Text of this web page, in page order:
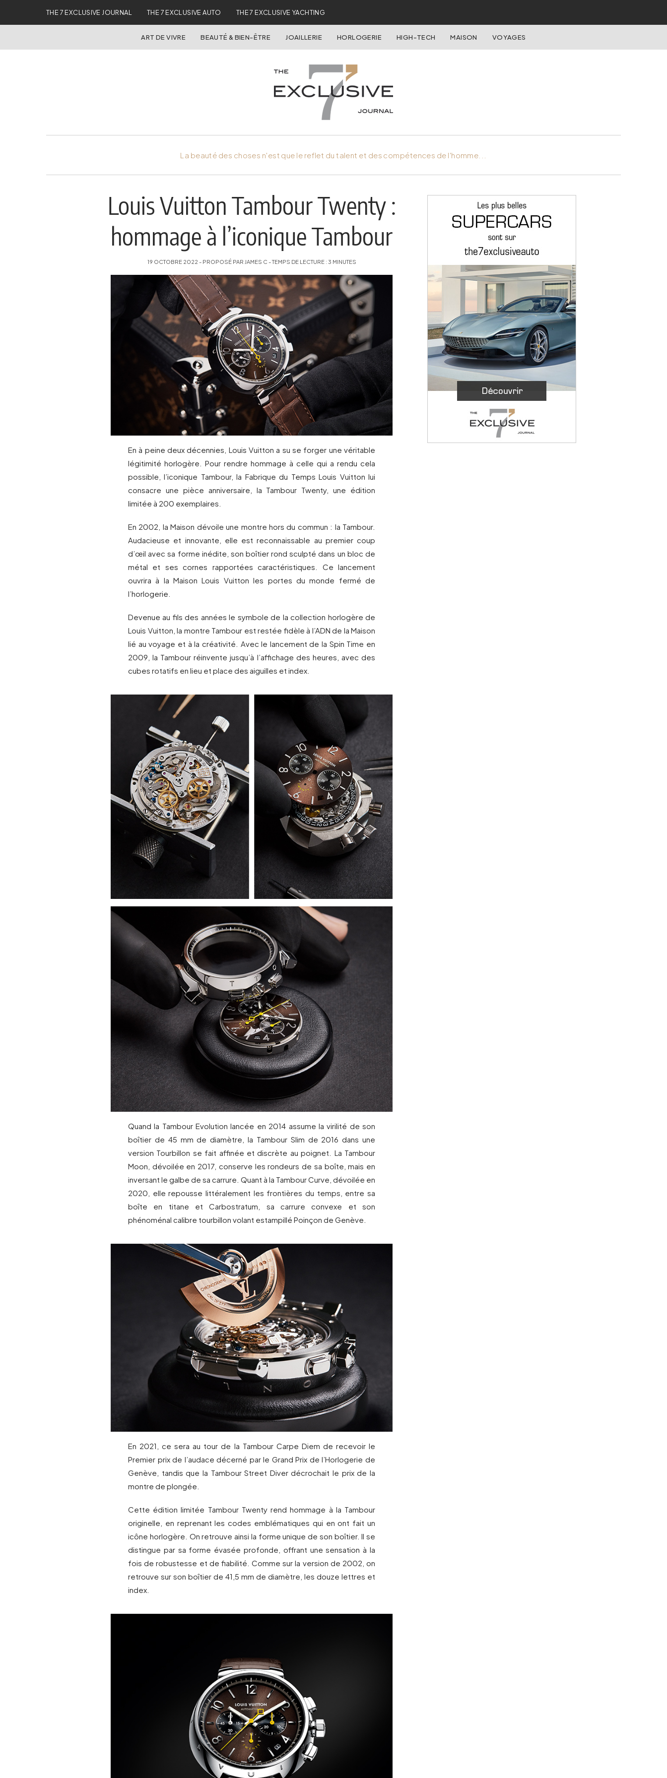
THE 7 EXCLUSIVE JOURNAL THE 7 EXCLUSIVE AUTO THE 7 EXCLUSIVE YACHTING
ART DE VIVRE BEAUTÉ & BIEN-ÊTRE JOAILLERIE HORLOGERIE HIGH-TECH MAISON VOYAGES
La beauté des choses n'est que le reflet du talent et des compétences de l'homme...
Louis Vuitton Tambour Twenty :
hommage à l’iconique Tambour
19 OCTOBRE 2022 - PROPOSÉ PAR JAMES C - TEMPS DE LECTURE : 3 MINUTES
En à peine deux décennies, Louis Vuitton a su se forger une véritable
légitimité horlogère. Pour rendre hommage à celle qui a rendu cela
possible, l’iconique Tambour, la Fabrique du Temps Louis Vuitton lui
consacre une pièce anniversaire, la Tambour Twenty, une édition
limitée à 200 exemplaires.
En 2002, la Maison dévoile une montre hors du commun : la Tambour.
Audacieuse et innovante, elle est reconnaissable au premier coup
d’œil avec sa forme inédite, son boîtier rond sculpté dans un bloc de
métal et ses cornes rapportées caractéristiques. Ce lancement
ouvrira à la Maison Louis Vuitton les portes du monde fermé de
l’horlogerie.
Devenue au fils des années le symbole de la collection horlogère de
Louis Vuitton, la montre Tambour est restée fidèle à l’ADN de la Maison
lié au voyage et à la créativité. Avec le lancement de la Spin Time en
2009, la Tambour réinvente jusqu’à l’affichage des heures, avec des
cubes rotatifs en lieu et place des aiguilles et index.
Quand la Tambour Evolution lancée en 2014 assume la virilité de son
boîtier de 45 mm de diamètre, la Tambour Slim de 2016 dans une
version Tourbillon se fait affinée et discrète au poignet. La Tambour
Moon, dévoilée en 2017, conserve les rondeurs de sa boîte, mais en
inversant le galbe de sa carrure. Quant à la Tambour Curve, dévoilée en
2020, elle repousse littéralement les frontières du temps, entre sa
boîte en titane et Carbostratum, sa carrure convexe et son
phénoménal calibre tourbillon volant estampillé Poinçon de Genève.
En 2021, ce sera au tour de la Tambour Carpe Diem de recevoir le
Premier prix de l’audace décerné par le Grand Prix de l’Horlogerie de
Genève, tandis que la Tambour Street Diver décrochait le prix de la
montre de plongée.
Cette édition limitée Tambour Twenty rend hommage à la Tambour
originelle, en reprenant les codes emblématiques qui en ont fait un
icône horlogère. On retrouve ainsi la forme unique de son boîtier. Il se
distingue par sa forme évasée profonde, offrant une sensation à la
fois de robustesse et de fiabilité. Comme sur la version de 2002, on
retrouve sur son boîtier de 41,5 mm de diamètre, les douze lettres et
index.